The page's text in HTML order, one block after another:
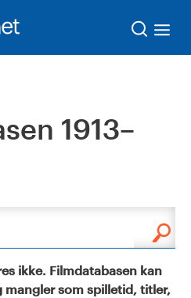
1913–
ikke. Filmdatabasen kan
mangler som spilletid, titler,